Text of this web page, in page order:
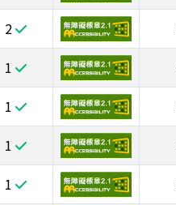
2
1
1
1
1